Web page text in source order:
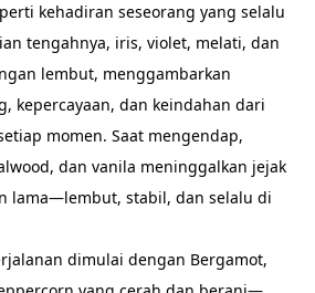
kehadiran seseorang yang selalu
tengahnya, iris, violet, melati, dan
lembut, menggambarkan
kepercayaan, dan keindahan dari
momen. Saat mengendap,
dan vanila meninggalkan jejak
lama—lembut, stabil, dan selalu di
dimulai dengan Bergamot,